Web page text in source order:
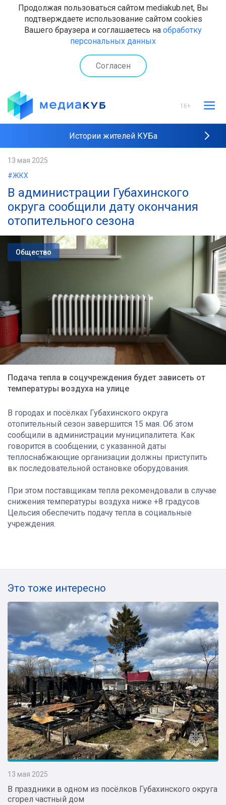
Продолжая пользоваться сайтом mediakub.net, Вы
подтверждаете использование сайтом cookies
Вашего браузера и соглашаетесь на обработку
персональных данных
Согласен
16+
Истории жителей КУБа
Наши интервью
13 мая 2025
#ЖКХ
В администрации Губахинского
округа сообщили дату окончания
отопительного сезона
Общество
Подача тепла в соцучреждения будет зависеть от
температуры воздуха на улице
В городах и посёлках Губахинского округа
отопительный сезон завершится 15 мая. Об этом
сообщили в администрации муниципалитета. Как
говорится в сообщении, с указанной даты
теплоснабжающие организации должны приступить
вк последовательной остановке оборудования.
При этом поставщикам тепла рекомендовали в случае
снижения температуры воздуха ниже +8 градусов
Цельсия обеспечить подачу тепла в социальные
учреждения.
Это тоже интересно
13 мая 2025
В праздники в одном из посёлков Губахинского округа
сгорел частный дом